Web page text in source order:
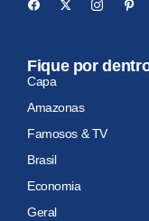
Fique por
Capa
Amazonas
Famosos & TV
Brasil
Economia
Geral